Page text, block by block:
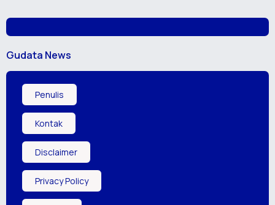
Gudata News
Penulis
Kontak
Disclaimer
Privacy Policy